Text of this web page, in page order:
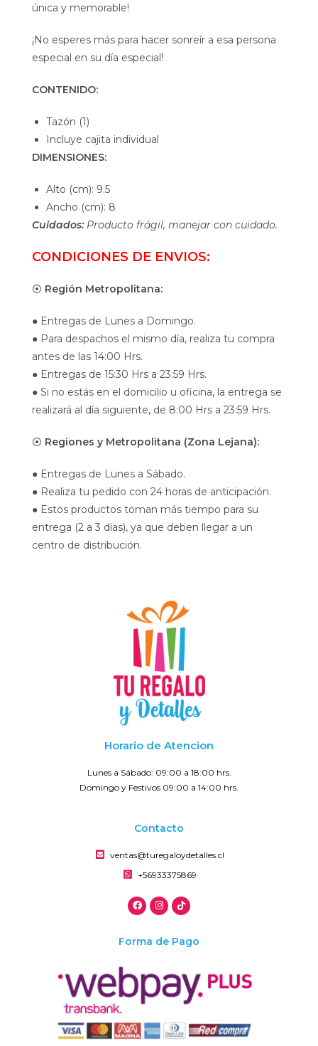
única y memorable!
¡No esperes más para hacer sonreír a esa persona
especial en su día especial!
CONTENIDO:
Tazón (1)
Incluye cajita individual
DIMENSIONES:
Alto (cm): 9.5
Ancho (cm): 8
Cuidados: Producto frágil, manejar con cuidado.
CONDICIONES DE ENVIOS:
⦿ Región Metropolitana:
● Entregas de Lunes a Domingo.
● Para despachos el mismo día, realiza tu compra
antes de las 14:00 Hrs.
● Entregas de 15:30 Hrs a 23:59 Hrs.
● Si no estás en el domicilio u oficina, la entrega se
realizará al día siguiente, de 8:00 Hrs a 23:59 Hrs.
⦿ Regiones y Metropolitana (Zona Lejana):
● Entregas de Lunes a Sábado.
● Realiza tu pedido con 24 horas de anticipación.
● Estos productos toman más tiempo para su
entrega (2 a 3 días), ya que deben llegar a un
centro de distribución.
Horario de Atencion
Lunes a Sábado: 09:00 a 18:00 hrs.
Domingo y Festivos 09:00 a 14:00 hrs.
Contacto
ventas@turegaloydetalles.cl
+56933375869
Forma de Pago